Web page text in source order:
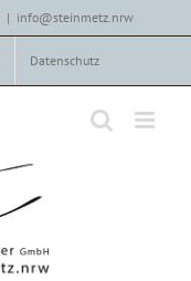
| info@steinmetz.nrw
Datenschutz